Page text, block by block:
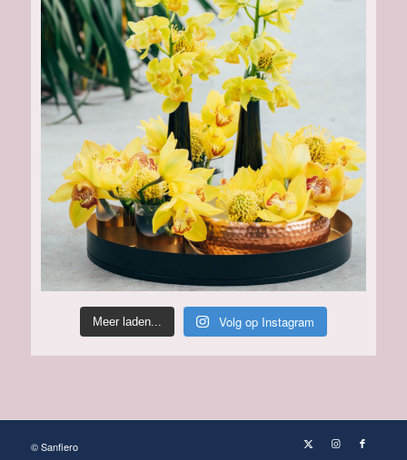
Meer laden... Volg op Instagram
© Sanfiero